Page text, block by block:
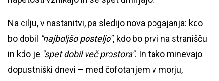
Na cilju, v nastanitvi, pa sledijo nova pogajanja: kdo
bo dobil "najboljšo posteljo", kdo bo prvi na stranišču
in kdo je "spet dobil več prostora". In tako minevajo
dopustniški dnevi – med čofotanjem v morju,